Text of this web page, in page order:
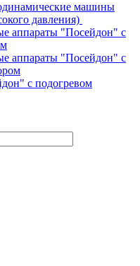
машины
давления)
аппараты "Посейдон" с
аппараты "Посейдон" с
с подогревом